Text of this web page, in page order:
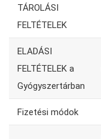
TÁROLÁSI
FELTÉTELEK
ELADÁSI
FELTÉTELEK a
Gyógyszertárban
Fizetési módok